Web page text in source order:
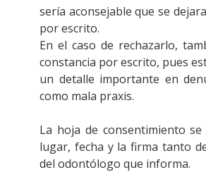
sería aconsejable que se
por escrito.
En el caso de rechazarlo,
constancia por escrito, pues
un detalle importante en
como mala praxis.
La hoja de consentimiento
lugar, fecha y la firma tanto
del odontólogo que informa.